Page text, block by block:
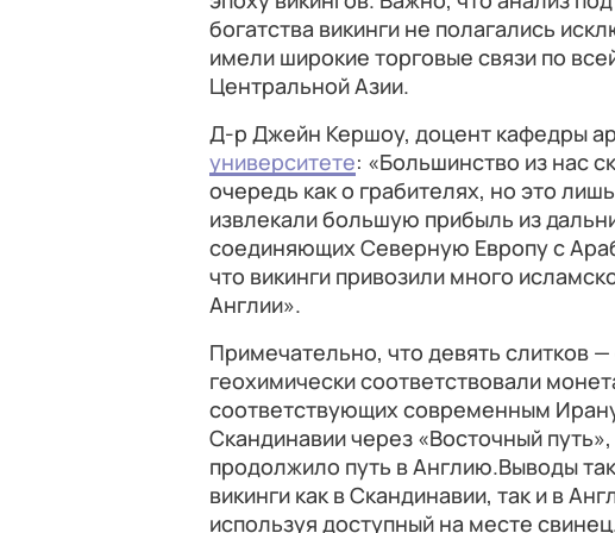
богатства викинги не полагались
имели широкие торговые связи по
Центральной Азии.
Д-р Джейн Кершоу, доцент кафедры
университете: «Большинство из нас
очередь как о грабителях, но это
извлекали большую прибыль из
соединяющих Северную Европу с
что викинги привозили много
Англии».
Примечательно, что девять слитков
геохимически соответствовали
соответствующих современным
Скандинавии через «Восточный
продолжило путь в Англию.Выводы
викинги как в Скандинавии, так и в
используя доступный на месте